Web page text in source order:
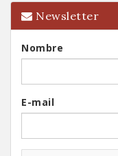
Newsletter
Nombre
E-mail